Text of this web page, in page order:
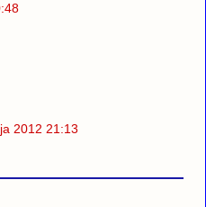
2012 21:13